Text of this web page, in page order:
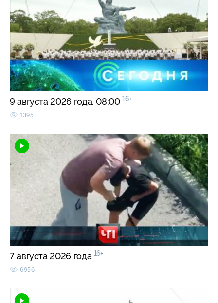
9 августа 2026 года. 08:00 16+
1395
7 августа 2026 года 16+
6956